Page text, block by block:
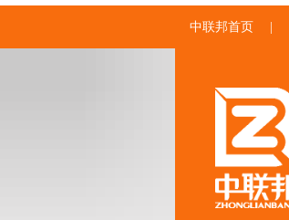
中联邦首页